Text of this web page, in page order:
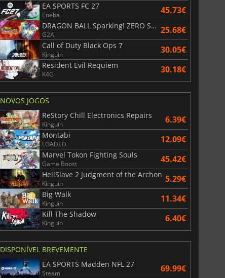
EA SPORTS FC 27
Eneba 45.73€
DRAGON BALL Sparking! ZERO Super Limit Breaking NEO
G2A 25.68€
Call of Duty Black Ops 7
Kinguin 30.05€
Resident Evil Requiem
K4G 30.18€
NOVOS JOGOS
ReStory Chill Electronics Repairs
Kinguin 6.39€
Montabi
LOADED 12.09€
Marvel Tokon Fighting Souls
Game Boost 45.42€
HellSlave 2 Judgment of the Archon
Kinguin 5.29€
Big Walk
Kinguin 11.34€
Kill The Shadow
Kinguin 6.40€
DISPONÍVEL BREVEMENTE
EA SPORTS Madden NFL 27
Steam 69.99€